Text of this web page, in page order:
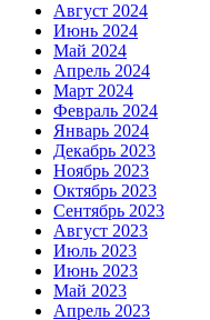
Август 2024
Июнь 2024
Май 2024
Апрель 2024
Март 2024
Февраль 2024
Январь 2024
Декабрь 2023
Ноябрь 2023
Октябрь 2023
Сентябрь 2023
Август 2023
Июль 2023
Июнь 2023
Май 2023
Апрель 2023